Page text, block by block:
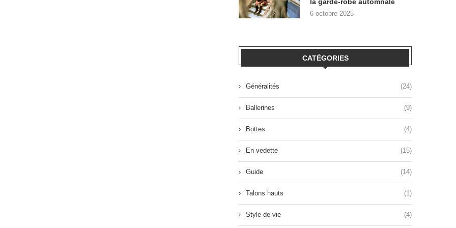
6 octobre 2025
CATÉGORIES
Généralités (24)
Ballerines (9)
Bottes (4)
En vedette (15)
Guide (14)
Talons hauts (1)
Style de vie (4)